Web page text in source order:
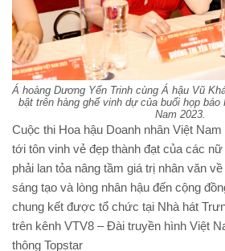
Á hoàng Dương Yến Trinh cùng Á hậu Vũ
bật trên hàng ghế vinh dự của buổi họp báo
Nam 2023.
Cuộc thi Hoa hậu Doanh nhân Việt
tới tôn vinh vẻ đẹp thành đạt của các
phải lan tỏa nâng tầm giá trị nhân văn
sáng tạo và lòng nhân hậu đến cộng
chung kết được tổ chức tại Nhà hát
trên kênh VTV8 – Đài truyền hình Việt
thông Topstar